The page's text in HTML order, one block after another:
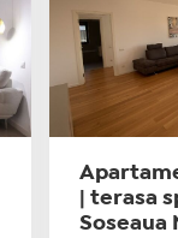
| terasa
Soseaua